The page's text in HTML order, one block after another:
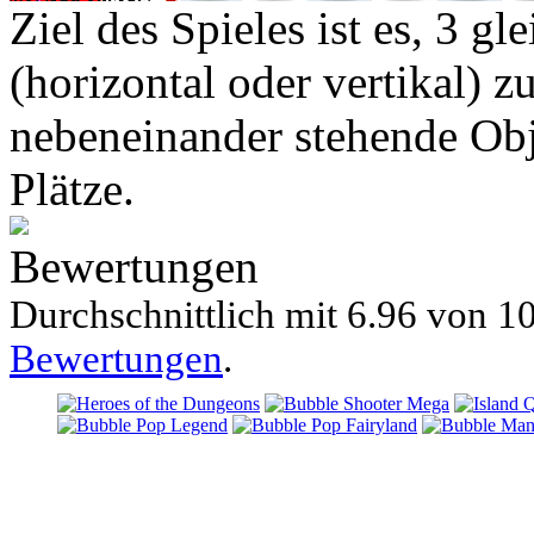
Ziel des Spieles ist es, 3
(horizontal oder vertikal)
nebeneinander stehende
Plätze.
Bewertungen
Durchschnittlich mit 6.96 von
Bewertungen.